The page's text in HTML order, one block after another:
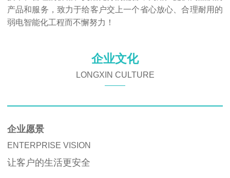
产品和服务，致力于给客户交上一个省心放心、合理耐用的
弱电智能化工程而不懈努力！
企业文化
LONGXIN CULTURE
企业愿景
ENTERPRISE VISION
让客户的生活更安全